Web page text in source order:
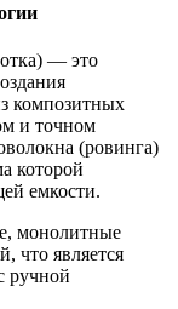
— это
композитных
и точном
(ровинга)
которой
емкости.
монолитные
что является
ручной